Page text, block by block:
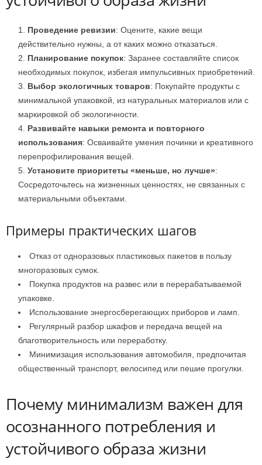
Проведение ревизии: Оцените, какие вещи
действительно нужны, а от каких можно отказаться.
Планирование покупок: Заранее составляйте список
необходимых покупок, избегая импульсивных приобретений.
Выбор экологичных товаров: Покупайте продукты с
минимальной упаковкой, из натуральных материалов или с
маркировкой об экологичности.
Развивайте навыки ремонта и повторного
использования: Осваивайте умения починки и креативного
перепрофилирования вещей.
Установите приоритеты «меньше, но лучше»:
Сосредоточьтесь на жизненных ценностях, не связанных с
материальными объектами.
Примеры практических шагов
Отказ от одноразовых пластиковых пакетов в пользу
многоразовых сумок.
Покупка продуктов на развес или в перерабатываемой
упаковке.
Использование энергосберегающих приборов и ламп.
Регулярный разбор шкафов и передача вещей на
благотворительность или переработку.
Минимизация использования автомобиля, предпочитая
общественный транспорт, велосипед или пешие прогулки.
Почему минимализм важен для
осознанного потребления и
устойчивого образа жизни